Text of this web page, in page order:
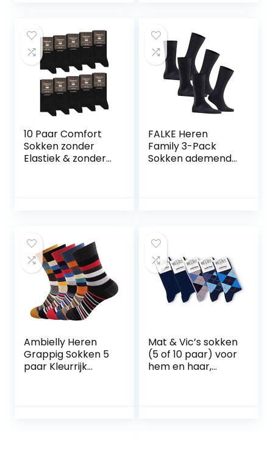
10 Paar Comfort
Sokken zonder
Elastiek & zonder
FALKE Heren
Family 3-Pack
Sokken ademend
Multipack 3 Paren
Ambielly Heren
Grappig Sokken 5
paar Kleurrijk
Mat & Vic’s sokken
(5 of 10 paar) voor
hem en haar,